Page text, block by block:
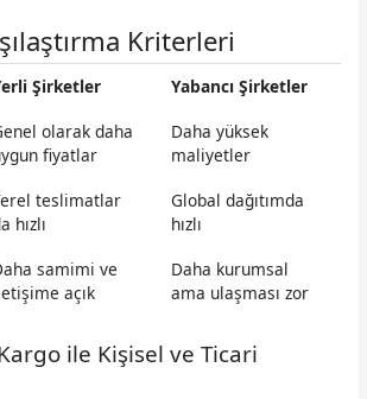
Kriterleri
Şirketler Yabancı Şirketler
olarak daha
fiyatlar
Daha yüksek
maliyetler
teslimatlar
hızlı
Global dağıtımda
hızlı
samimi ve
açık
Daha kurumsal
ama ulaşması zor
ile Kişisel ve Ticari